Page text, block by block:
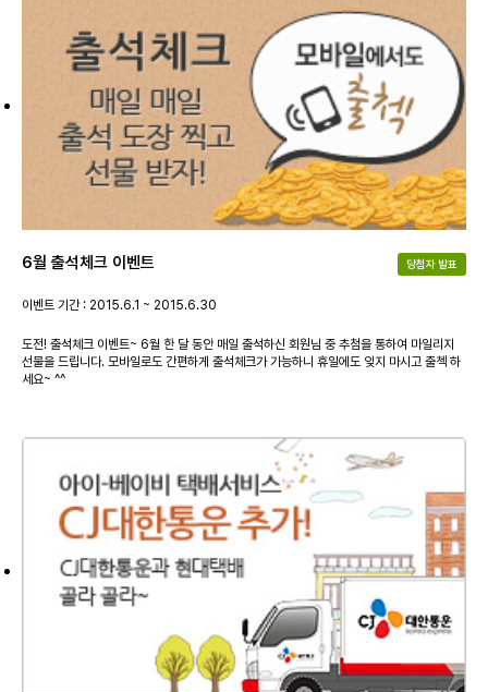
6월 출석체크 이벤트 당첨자 발표
이벤트 기간 : 2015.6.1 ~ 2015.6.30
도전! 출석체크 이벤트~ 6월 한 달 동안 매일 출석하신 회원님 중 추첨을 통하여 마일리지
선물을 드립니다. 모바일로도 간편하게 출석체크가 가능하니 휴일에도 잊지 마시고 출첵 하
세요~ ^^